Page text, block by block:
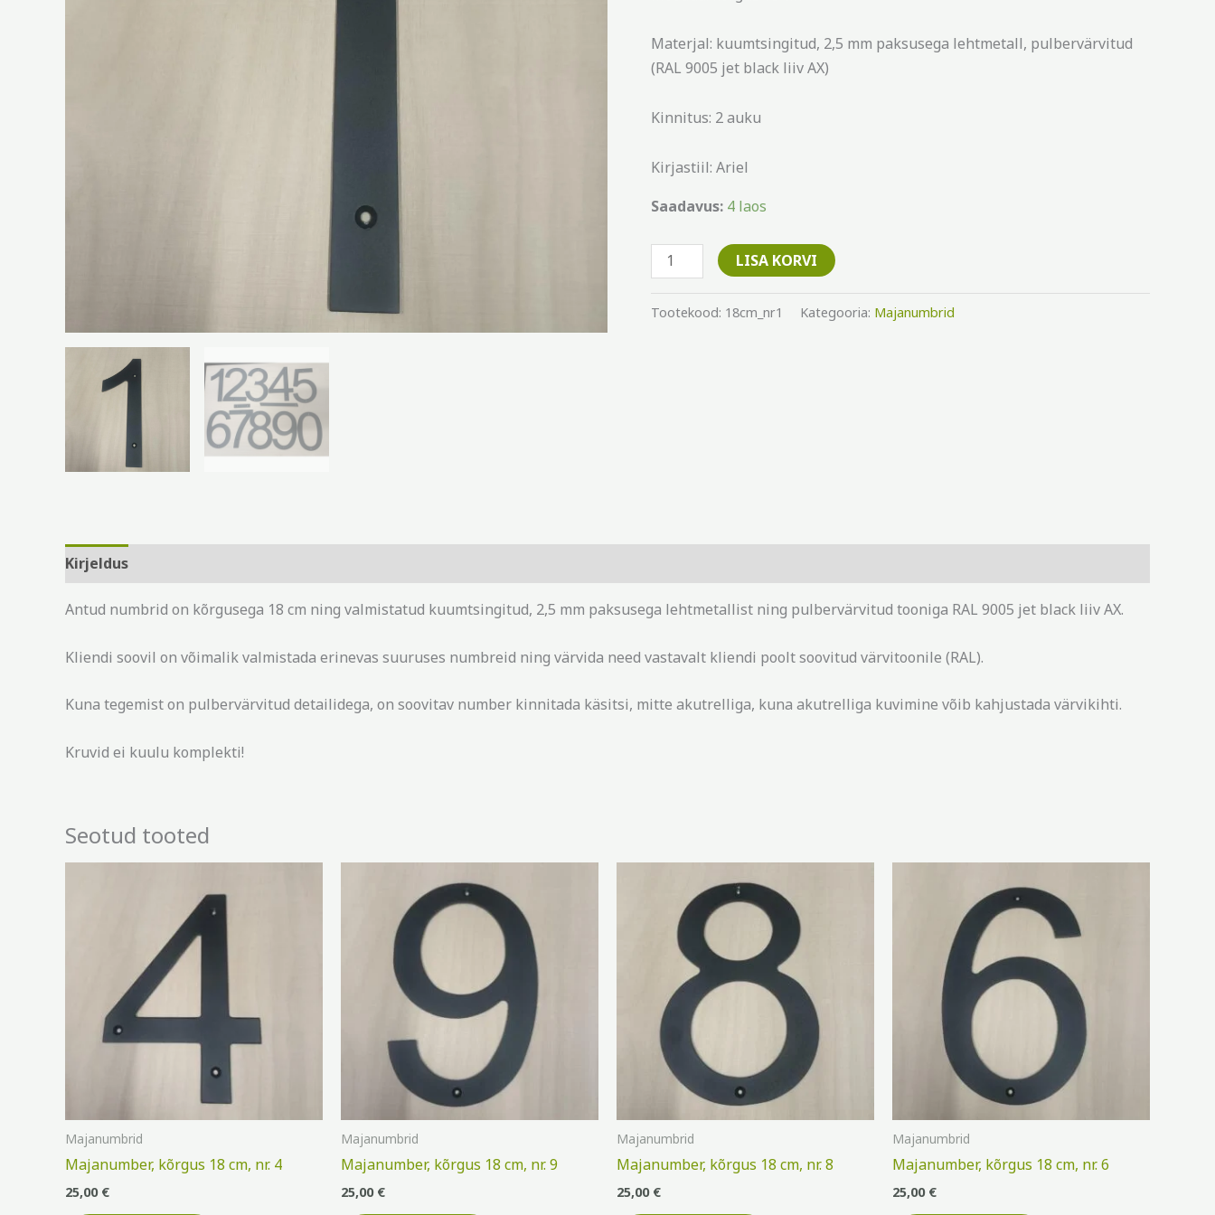
Materjal: kuumtsingitud, 2,5 mm paksusega lehtmetall, pulbervärvitud
(RAL 9005 jet black liiv AX)
Kinnitus: 2 auku
Kirjastiil: Ariel
Saadavus: 4 laos
LISA KORVI
Tootekood: 18cm_nr1 Kategooria: Majanumbrid
Kirjeldus
Antud numbrid on kõrgusega 18 cm ning valmistatud kuumtsingitud, 2,5 mm paksusega lehtmetallist ning pulbervärvitud tooniga RAL 9005 jet black liiv AX.
Kliendi soovil on võimalik valmistada erinevas suuruses numbreid ning värvida need vastavalt kliendi poolt soovitud värvitoonile (RAL).
Kuna tegemist on pulbervärvitud detailidega, on soovitav number kinnitada käsitsi, mitte akutrelliga, kuna akutrelliga kuvimine võib kahjustada värvikihti.
Kruvid ei kuulu komplekti!
Seotud tooted
Majanumbrid
Majanumber, kõrgus 18 cm, nr. 4
25,00 €
Majanumbrid
Majanumber, kõrgus 18 cm, nr. 9
25,00 €
Majanumbrid
Majanumber, kõrgus 18 cm, nr. 8
25,00 €
Majanumbrid
Majanumber, kõrgus 18 cm, nr. 6
25,00 €